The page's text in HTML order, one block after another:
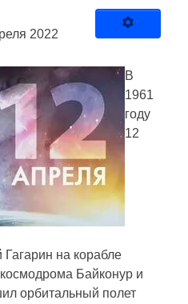
2022
В
1961
году
12
на корабле
Байконур и
орбитальный полет